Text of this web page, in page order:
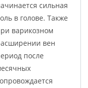
сильная
в голове. Также
варикозном
вен
после